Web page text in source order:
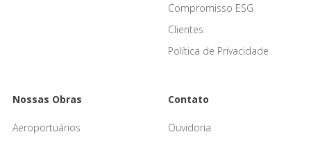
Compromisso ESG
Clientes
Política de Privacidade
Nossas Obras
Aeroportuários
Contato
Ouvidoria